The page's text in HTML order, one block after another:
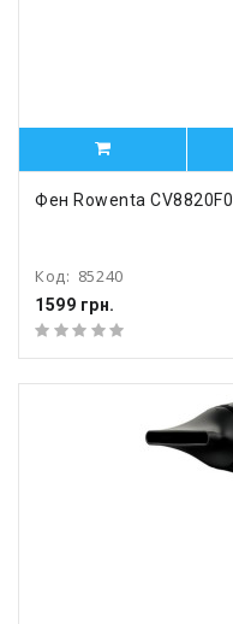
Фен Rowenta CV8820F0
Код: 85240
1599 грн.